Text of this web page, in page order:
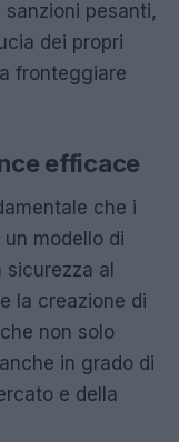
pesanti,
dei propri
fronteggiare
efficace
che i
modello di
sicurezza al
la creazione di
non solo
in grado di
e della